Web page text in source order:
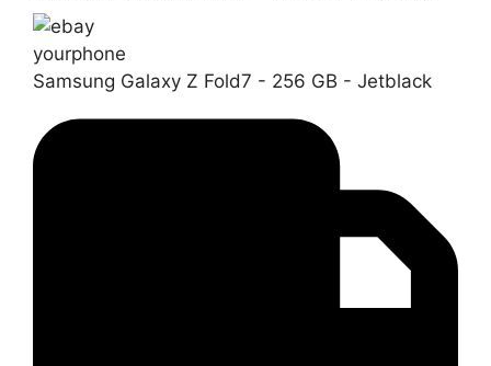
yourphone
Samsung Galaxy Z Fold7 - 256 GB - Jetblack